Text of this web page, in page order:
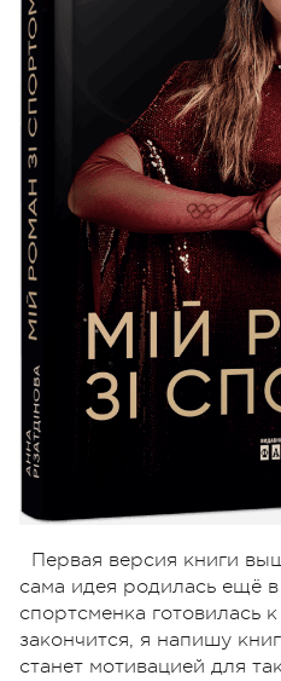
Первая версия книги
сама идея родилась ещё в
спортсменка готовилась
закончится, я напишу
станет мотивацией для